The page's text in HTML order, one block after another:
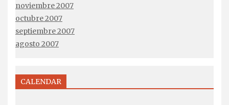
noviembre 2007
octubre 2007
septiembre 2007
agosto 2007
CALENDAR